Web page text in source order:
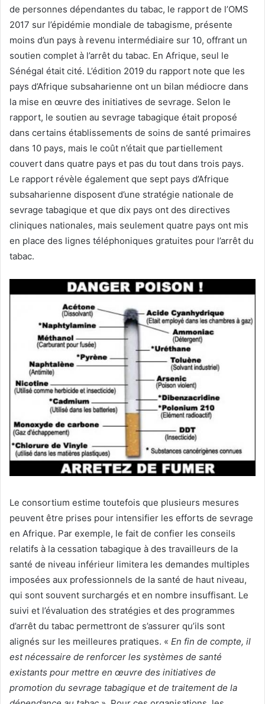
de personnes dépendantes du tabac, le rapport de l’OMS
2017 sur l’épidémie mondiale de tabagisme, présente
moins d’un pays à revenu intermédiaire sur 10, offrant un
soutien complet à l’arrêt du tabac. En Afrique, seul le
Sénégal était cité. L’édition 2019 du rapport note que les
pays d’Afrique subsaharienne ont un bilan médiocre dans
la mise en œuvre des initiatives de sevrage. Selon le
rapport, le soutien au sevrage tabagique était proposé
dans certains établissements de soins de santé primaires
dans 10 pays, mais le coût n’était que partiellement
couvert dans quatre pays et pas du tout dans trois pays.
Le rapport révèle également que sept pays d’Afrique
subsaharienne disposent d’une stratégie nationale de
sevrage tabagique et que dix pays ont des directives
cliniques nationales, mais seulement quatre pays ont mis
en place des lignes téléphoniques gratuites pour l’arrêt du
tabac.
Le consortium estime toutefois que plusieurs mesures
peuvent être prises pour intensifier les efforts de sevrage
en Afrique. Par exemple, le fait de confier les conseils
relatifs à la cessation tabagique à des travailleurs de la
santé de niveau inférieur limitera les demandes multiples
imposées aux professionnels de la santé de haut niveau,
qui sont souvent surchargés et en nombre insuffisant. Le
suivi et l’évaluation des stratégies et des programmes
d’arrêt du tabac permettront de s’assurer qu’ils sont
alignés sur les meilleures pratiques. « En fin de compte, il
est nécessaire de renforcer les systèmes de santé
existants pour mettre en œuvre des initiatives de
promotion du sevrage tabagique et de traitement de la